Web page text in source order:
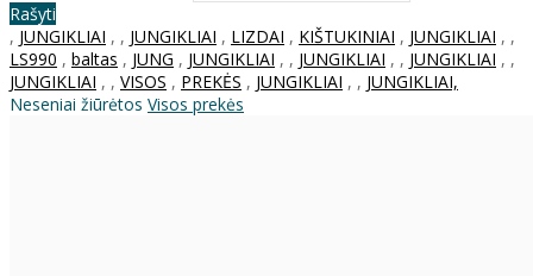
Rašyti
, JUNGIKLIAI , , JUNGIKLIAI , LIZDAI , KIŠTUKINIAI , JUNGIKLIAI , ,
LS990 , baltas , JUNG , JUNGIKLIAI , , JUNGIKLIAI , , JUNGIKLIAI , ,
JUNGIKLIAI , , VISOS , PREKĖS , JUNGIKLIAI , , JUNGIKLIAI,
Neseniai žiūrėtos Visos prekės